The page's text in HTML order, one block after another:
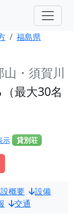
福島県
・須賀川
最大30名
示 貸別荘
概要
設備
交通